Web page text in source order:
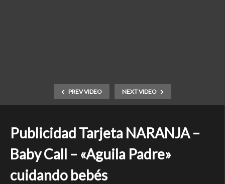
PREV VIDEO NEXT VIDEO
Publicidad Tarjeta NARANJA –
Baby Call – «Aguila Padre»
cuidando bebés